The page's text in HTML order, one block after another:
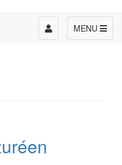
MENU
Toggle
navigation